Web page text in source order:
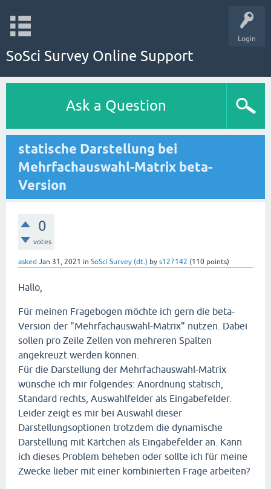
Login
SoSci Survey Online Support
Ask a Question
statische Darstellung bei
Mehrfachauswahl-Matrix beta-
Version
0
votes
asked Jan 31, 2021 in SoSci Survey (dt.) by s127142 (110 points)
Hallo,
Für meinen Fragebogen möchte ich gern die beta-
Version der "Mehrfachauswahl-Matrix" nutzen. Dabei
sollen pro Zeile Zellen von mehreren Spalten
angekreuzt werden können.
Für die Darstellung der Mehrfachauswahl-Matrix
wünsche ich mir folgendes: Anordnung statisch,
Standard rechts, Auswahlfelder als Eingabefelder.
Leider zeigt es mir bei Auswahl dieser
Darstellungsoptionen trotzdem die dynamische
Darstellung mit Kärtchen als Eingabefelder an. Kann
ich dieses Problem beheben oder sollte ich für meine
Zwecke lieber mit einer kombinierten Frage arbeiten?